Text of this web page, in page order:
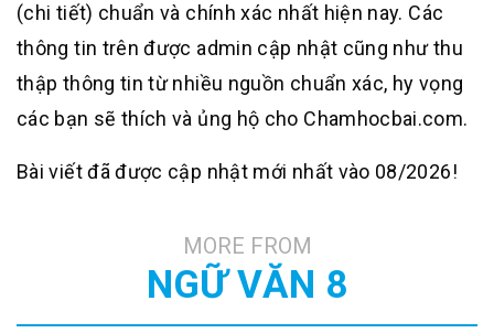
(chi tiết) chuẩn và chính xác nhất hiện nay. Các
thông tin trên được admin cập nhật cũng như thu
thập thông tin từ nhiều nguồn chuẩn xác, hy vọng
các bạn sẽ thích và ủng hộ cho Chamhocbai.com.
Bài viết đã được cập nhật mới nhất vào 08/2026!
MORE FROM
NGỮ VĂN 8